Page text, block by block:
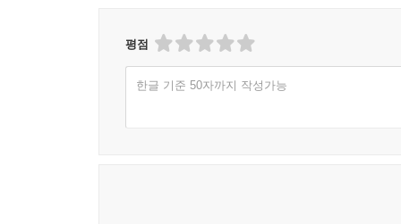
평점
한글 기준 50자까지 작성가능